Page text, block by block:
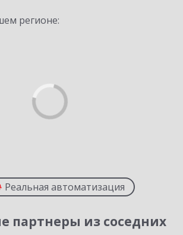
регионе:
Реальная автоматизация
партнеры из соседних